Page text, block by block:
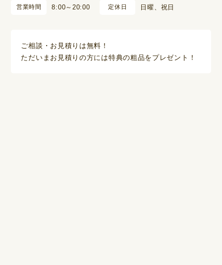
営業時間 8:00～20:00 定休日 日曜、祝日
ご相談・お見積りは無料！
ただいまお見積りの方には特典の粗品をプレゼント！